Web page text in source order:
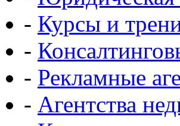
- Курсы и
-
- Рекламные
- Агентства